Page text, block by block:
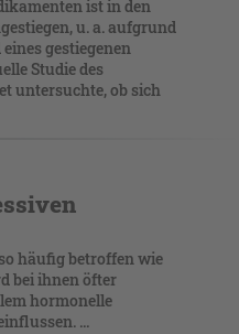
ist in den
u. a. aufgrund
gestiegenen
Studie des
untersuchte, ob sich
häufig betroffen wie
bei ihnen öfter
hormonelle
...